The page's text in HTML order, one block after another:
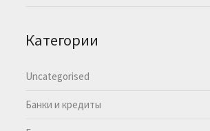
Категории
Uncategorised
Банки и кредиты